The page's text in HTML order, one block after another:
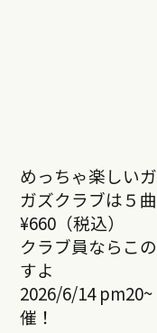
めっちゃ楽しい
ガズクラブは５
¥660（税込）
クラブ員ならこ
すよ
2026/6/14
催！